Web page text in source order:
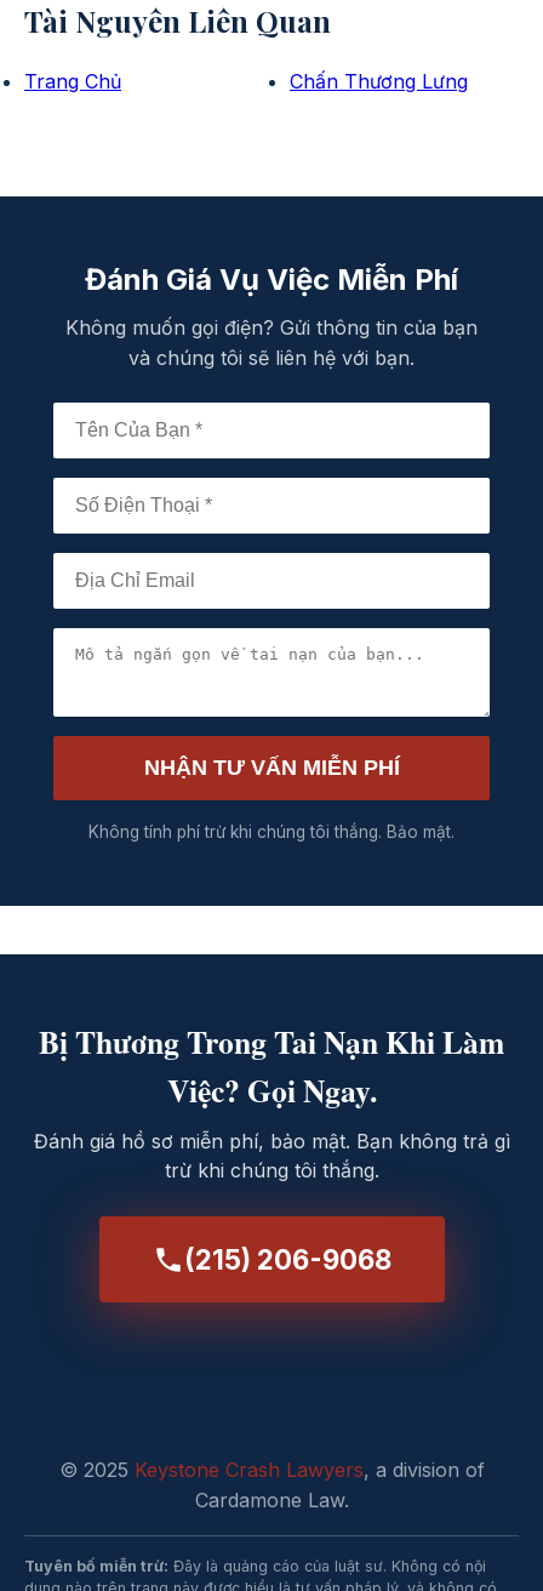
Tài Nguyên Liên Quan
Trang Chủ Chấn Thương Lưng
Đánh Giá Vụ Việc Miễn Phí
Không muốn gọi điện? Gửi thông tin của bạn
và chúng tôi sẽ liên hệ với bạn.
NHẬN TƯ VẤN MIỄN PHÍ
Không tính phí trừ khi chúng tôi thắng. Bảo mật.
Bị Thương Trong Tai Nạn Khi Làm
Việc? Gọi Ngay.
Đánh giá hồ sơ miễn phí, bảo mật. Bạn không trả gì
trừ khi chúng tôi thắng.
(215) 206-9068
© 2025 Keystone Crash Lawyers, a division of
Cardamone Law.
Tuyên bố miễn trừ: Đây là quảng cáo của luật sư. Không có nội